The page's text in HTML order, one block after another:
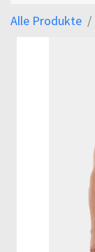
Alle Produkte